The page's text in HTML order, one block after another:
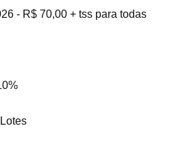
- R$ 70,00 + tss para todas